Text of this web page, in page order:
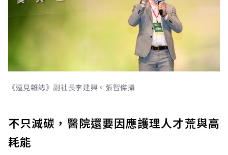
《遠見雜誌》副社長李建興。張智傑攝
不只減碳，醫院還要因應護理人才荒與高
耗能